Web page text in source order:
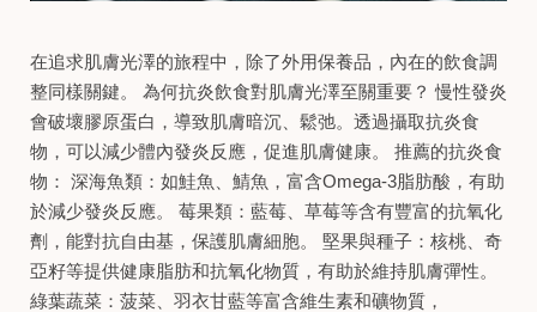
在追求肌膚光澤的旅程中，除了外用保養品，內在的飲食調
整同樣關鍵。​ 為何抗炎飲食對肌膚光澤至關重要？ 慢性發炎
會破壞膠原蛋白，導致肌膚暗沉、鬆弛。​透過攝取抗炎食
物，可以減少體內發炎反應，促進肌膚健康。​ 推薦的抗炎食
物： 深海魚類：​如鮭魚、鯖魚，富含Omega-3脂肪酸，有助
於減少發炎反應。​ 莓果類：​藍莓、草莓等含有豐富的抗氧化
劑，能對抗自由基，保護肌膚細胞。​ 堅果與種子：​核桃、奇
亞籽等提供健康脂肪和抗氧化物質，有助於維持肌膚彈性。​
綠葉蔬菜：​菠菜、羽衣甘藍等富含維生素和礦物質，